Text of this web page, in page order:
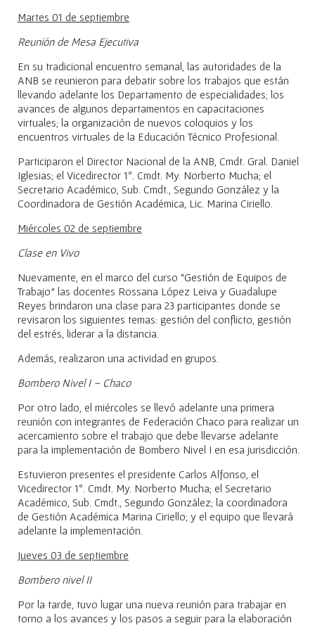
Martes 01 de septiembre
Reunión de Mesa Ejecutiva
En su tradicional encuentro semanal, las autoridades de la
ANB se reunieron para debatir sobre los trabajos que están
llevando adelante los Departamento de especialidades; los
avances de algunos departamentos en capacitaciones
virtuales; la organización de nuevos coloquios y los
encuentros virtuales de la Educación Técnico Profesional.
Participaron el Director Nacional de la ANB, Cmdt. Gral. Daniel
Iglesias; el Vicedirector 1º. Cmdt. My. Norberto Mucha; el
Secretario Académico, Sub. Cmdt., Segundo González y la
Coordinadora de Gestión Académica, Lic. Marina Ciriello.
Miércoles 02 de septiembre
Clase en Vivo
Nuevamente, en el marco del curso “Gestión de Equipos de
Trabajo” las docentes Rossana López Leiva y Guadalupe
Reyes brindaron una clase para 23 participantes donde se
revisaron los siguientes temas: gestión del conflicto, gestión
del estrés, liderar a la distancia.
Además, realizaron una actividad en grupos.
Bombero Nivel I – Chaco
Por otro lado, el miércoles se llevó adelante una primera
reunión con integrantes de Federación Chaco para realizar un
acercamiento sobre el trabajo que debe llevarse adelante
para la implementación de Bombero Nivel I en esa jurisdicción.
Estuvieron presentes el presidente Carlos Alfonso, el
Vicedirector 1º. Cmdt. My. Norberto Mucha; el Secretario
Académico, Sub. Cmdt., Segundo González; la coordinadora
de Gestión Académica Marina Ciriello; y el equipo que llevará
adelante la implementación.
Jueves 03 de septiembre
Bombero nivel II
Por la tarde, tuvo lugar una nueva reunión para trabajar en
torno a los avances y los pasos a seguir para la elaboración